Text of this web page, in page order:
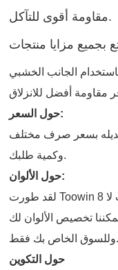
مقاومة أقوى للتآكل.
الجانب الخشبي
حول السعر:
بسعر صرف مختلف
وكمية طلبك.
حول الألوان:
لقد طورت Toowin 8 ألوان قياسية للألواح المركبة، إذا كنت لا
تخصيص الألوان لك
وللسوق الخاص بك فقط.
حول التكوين